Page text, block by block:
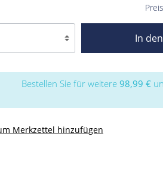
In
Bestellen Sie für weitere 98,99 €
Merkzettel hinzufügen